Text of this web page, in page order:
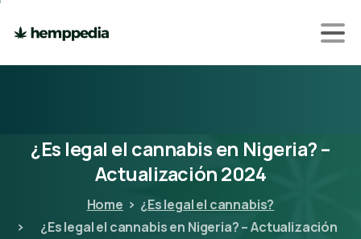
¿Es legal el cannabisen Nigeria?–
Actualización2024
Home
¿Es legal el cannabis?
¿Es legal el cannabis en Nigeria? – Actualización